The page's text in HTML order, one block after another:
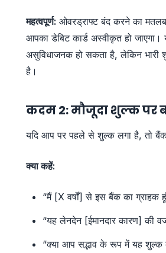
महत्वपूर्ण: ओवरड्राफ्ट बंद करने का
आपका डेबिट कार्ड अस्वीकृत हो जाएगा।
असुविधाजनक हो सकता है, लेकिन भारी
है।
कदम 2: मौजूदा शुल्क पर
यदि आप पर पहले से शुल्क लगा है, तो बैंक
क्या कहें:
“मैं [X वर्षों] से इस बैंक का ग्राहक
“यह लेनदेन [ईमानदार कारण] की
“क्या आप सद्भाव के रूप में यह